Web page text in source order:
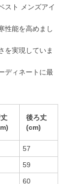
スト メンズアイ
性能を高めまし
を実現していま
ディネートに最
後ろ丈
(cm)
57
59
60